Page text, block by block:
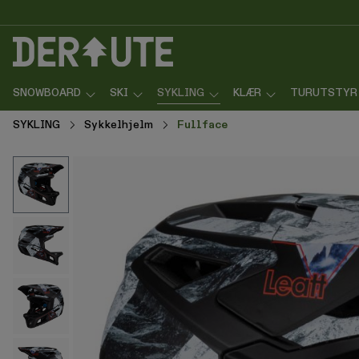
SNOWBOARD SKI SYKLING KLÆR TURUTSTYR
SYKLING Sykkelhjelm Fullface
Hopp over bildegalleri